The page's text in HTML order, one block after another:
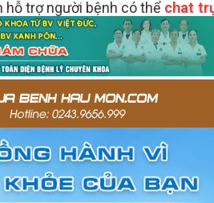
trợ người bệnh có thểchat trực